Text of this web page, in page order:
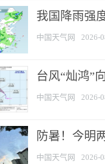
我国降雨强
中国天气网 2026-
台风“灿鸿”
中国天气网 2026-
防暑！今明
中国天气网 2026-